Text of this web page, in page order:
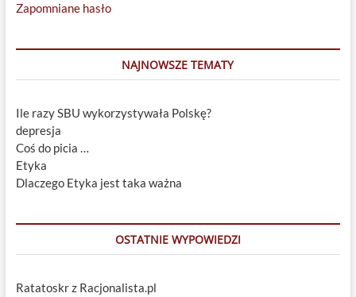
Zapomniane hasło
NAJNOWSZE TEMATY
Ile razy SBU wykorzystywała Polskę?
depresja
Coś do picia …
Etyka
Dlaczego Etyka jest taka ważna
OSTATNIE WYPOWIEDZI
Ratatoskr z Racjonalista.pl